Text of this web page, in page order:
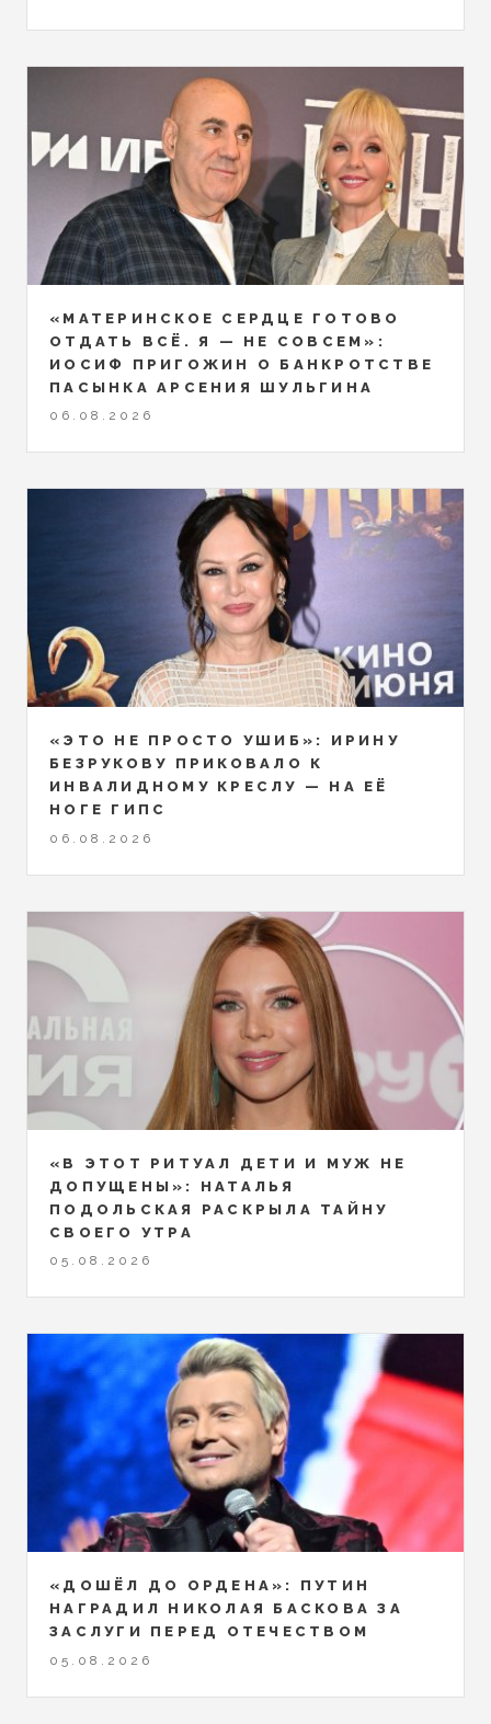
«МАТЕРИНСКОЕ СЕРДЦЕ ГОТОВО
ОТДАТЬ ВСЁ. Я — НЕ СОВСЕМ»:
ИОСИФ ПРИГОЖИН О БАНКРОТСТВЕ
ПАСЫНКА АРСЕНИЯ ШУЛЬГИНА
06.08.2026
«ЭТО НЕ ПРОСТО УШИБ»: ИРИНУ
БЕЗРУКОВУ ПРИКОВАЛО К
ИНВАЛИДНОМУ КРЕСЛУ — НА ЕЁ
НОГЕ ГИПС
06.08.2026
«В ЭТОТ РИТУАЛ ДЕТИ И МУЖ НЕ
ДОПУЩЕНЫ»: НАТАЛЬЯ
ПОДОЛЬСКАЯ РАСКРЫЛА ТАЙНУ
СВОЕГО УТРА
05.08.2026
«ДОШЁЛ ДО ОРДЕНА»: ПУТИН
НАГРАДИЛ НИКОЛАЯ БАСКОВА ЗА
ЗАСЛУГИ ПЕРЕД ОТЕЧЕСТВОМ
05.08.2026